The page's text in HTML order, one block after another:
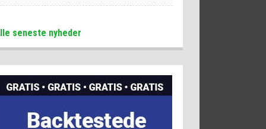
seneste nyheder